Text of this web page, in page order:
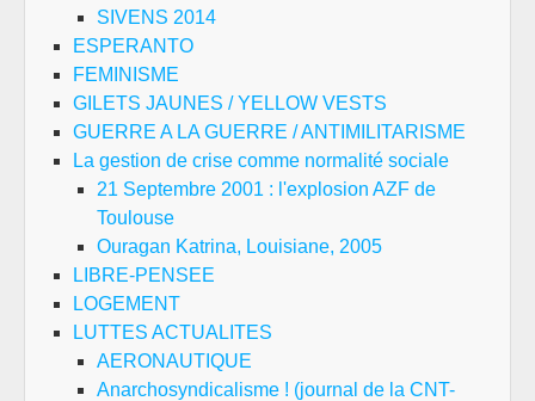
SIVENS 2014
ESPERANTO
FEMINISME
GILETS JAUNES / YELLOW VESTS
GUERRE A LA GUERRE / ANTIMILITARISME
La gestion de crise comme normalité sociale
21 Septembre 2001 : l'explosion AZF de
Toulouse
Ouragan Katrina, Louisiane, 2005
LIBRE-PENSEE
LOGEMENT
LUTTES ACTUALITES
AERONAUTIQUE
Anarchosyndicalisme ! (journal de la CNT-